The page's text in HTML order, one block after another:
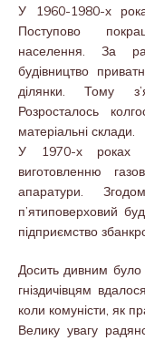
У 1960-1980-х
Поступово
населення. За
будівництво
ділянки. Тому
Розросталось
матеріальні склади.
У 1970-х роках
виготовленню
апаратури.
п’ятиповерховий
підприємство
Досить дивним
гніздичівцям
коли комуністи, як
Велику увагу